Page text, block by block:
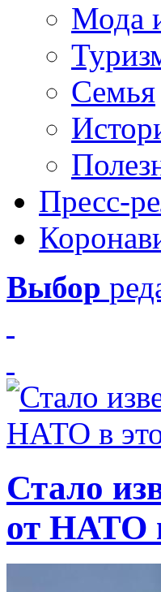
Мода
Семья
Пресс-
Выбор
Стало
от НАТО